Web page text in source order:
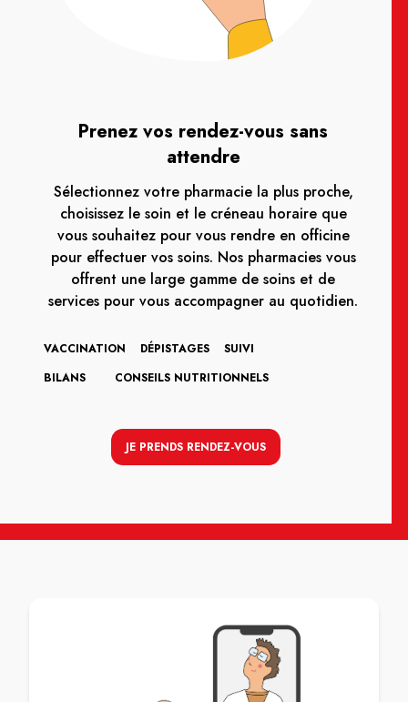
Prenez vos rendez-vous sans
attendre
Sélectionnez votre pharmacie la plus proche,
choisissez le soin et le créneau horaire que
vous souhaitez pour vous rendre en officine
pour effectuer vos soins. Nos pharmacies vous
offrent une large gamme de soins et de
services pour vous accompagner au quotidien.
VACCINATION DÉPISTAGES
SUIVI
BILANS
CONSEILS NUTRITIONNELS
JE PRENDS RENDEZ-VOUS